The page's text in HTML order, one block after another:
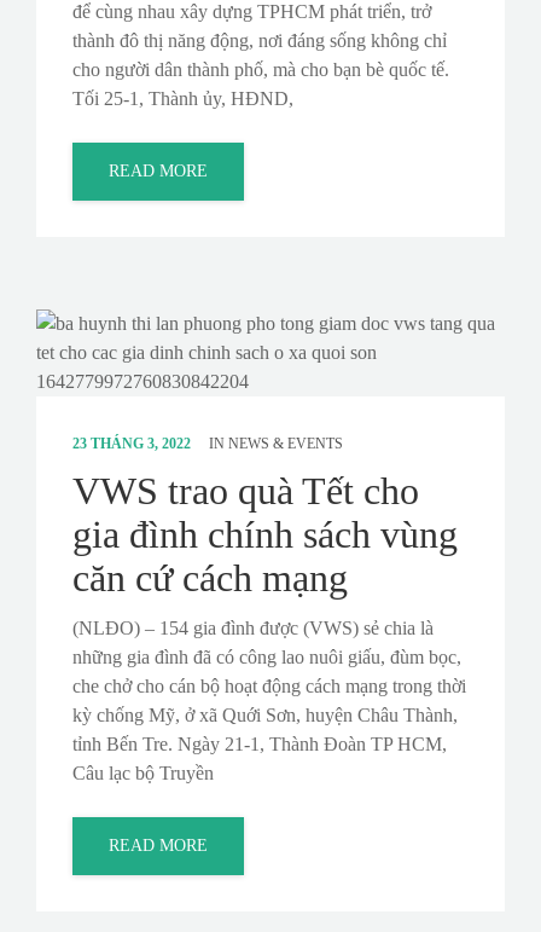
để cùng nhau xây dựng TPHCM phát triển, trở
thành đô thị năng động, nơi đáng sống không chỉ
cho người dân thành phố, mà cho bạn bè quốc tế.
Tối 25-1, Thành ủy, HĐND,
READ MORE
23 THÁNG 3, 2022 IN NEWS & EVENTS
VWS trao quà Tết cho
gia đình chính sách vùng
căn cứ cách mạng
(NLĐO) – 154 gia đình được (VWS) sẻ chia là
những gia đình đã có công lao nuôi giấu, đùm bọc,
che chở cho cán bộ hoạt động cách mạng trong thời
kỳ chống Mỹ, ở xã Quới Sơn, huyện Châu Thành,
tỉnh Bến Tre. Ngày 21-1, Thành Đoàn TP HCM,
Câu lạc bộ Truyền
READ MORE